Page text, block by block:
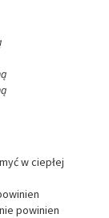
w ciepłej
powinien